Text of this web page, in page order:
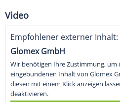
Video
Empfohlener externer Inhalt:
Glomex GmbH
Wir benötigen Ihre Zustimmung, um
eingebundenen Inhalt von Glomex
diesen mit einem Klick anzeigen
deaktivieren.